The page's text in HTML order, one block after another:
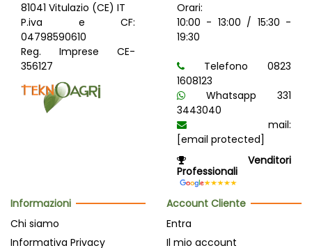
81041 Vitulazio (CE) IT
P.iva e CF:
04798590610
Reg. Imprese CE-
356127
Orari:
10:00 - 13:00 / 15:30 -
19:30
Telefono 0823
1608123
Whatsapp 331
3443040
mail:
[email protected]
Venditori
Professionali
Informazioni
Chi siamo
Informativa Privacy
Account Cliente
Entra
Il mio account